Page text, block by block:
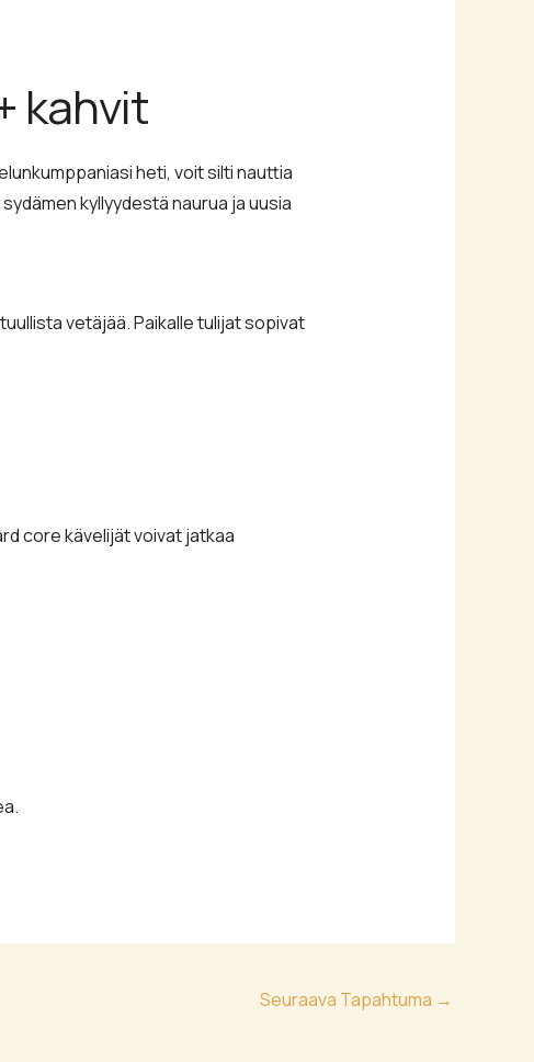
kahvit
heti, voit silti nauttia
kyllyydestä naurua ja uusia
vetäjää. Paikalle tulijat sopivat
core kävelijät voivat jatkaa
Seuraava Tapahtuma →